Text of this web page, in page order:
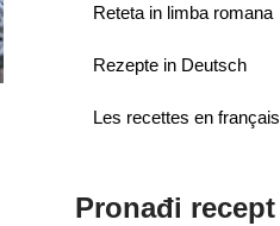
Reteta in limba romana
Rezepte in Deutsch
Les recettes en français
Pronađi recept